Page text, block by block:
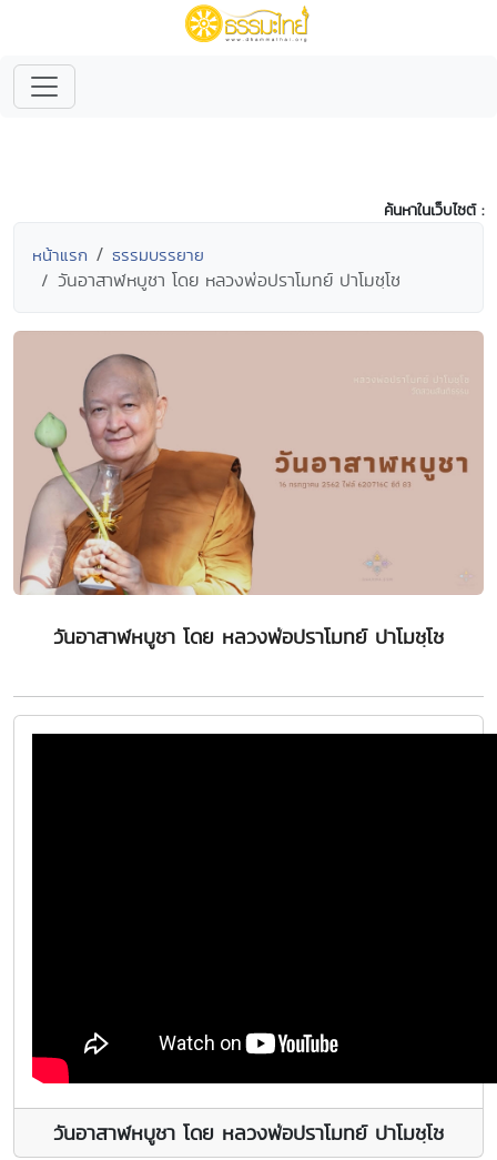
ค้นหาในเว็บไซต์ :
หน้าแรก ธรรมบรรยาย
วันอาสาฬหบูชา โดย หลวงพ่อปราโมทย์ ปาโมชฺโช
วันอาสาฬหบูชา โดย หลวงพ่อปราโมทย์ ปาโมชฺโช
วันอาสาฬหบูชา โดย หลวงพ่อปราโมทย์ ปาโมชฺโช